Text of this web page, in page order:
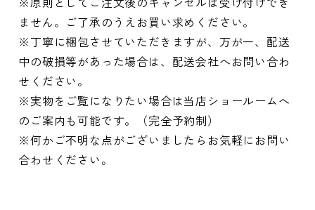
ません。ご了承のうえお買い求めください。
※丁寧に梱包させていただきますが、万が一、配送
中の破損等があった場合は、配送会社へお問い合わ
せください。
※実物をご覧になりたい場合は当店ショールームへ
のご案内も可能です。（完全予約制）
※何かご不明な点がございましたらお気軽にお問い
合わせください。